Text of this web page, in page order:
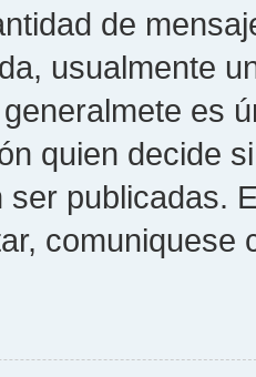
de
usualmente
es
quien decide
ser publicadas.
comuniquese